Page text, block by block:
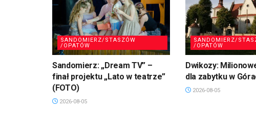
SANDOMIERZ/STASZÓW
/OPATÓW
Sandomierz: „Dream TV” –
finał projektu „Lato w teatrze”
(FOTO)
2026-08-05
SANDOMIERZ/
/OPATÓW
Dwikozy:
dla zabytku w
2026-08-05